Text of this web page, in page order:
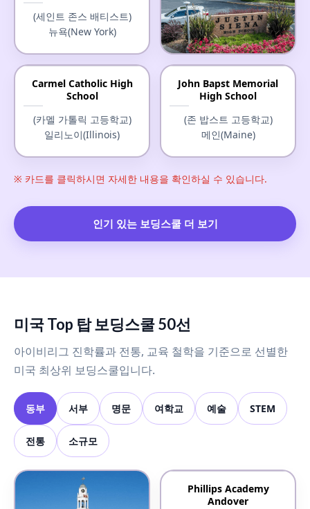
(세인트 존스 배티스트)
뉴욕(New York)
(저스틴-시에나 고등학교)
캘리포니아(California)
Carmel Catholic High
School
(카멜 가톨릭 고등학교)
일리노이(Illinois)
John Bapst Memorial
High School
(존 밥스트 고등학교)
메인(Maine)
※ 카드를 클릭하시면 자세한 내용을 확인하실 수 있습니다.
인기 있는 보딩스쿨 더 보기
미국 Top 탑 보딩스쿨 50선
아이비리그 진학률과 전통, 교육 철학을 기준으로 선별한
미국 최상위 보딩스쿨입니다.
동부 서부 명문 여학교 예술 STEM
전통 소규모
Phillips Academy
Andover